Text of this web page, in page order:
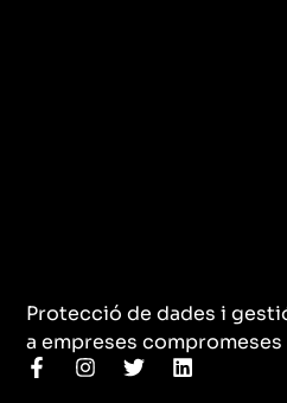
Protecció de dades i
a empreses compromeses
F
a
I
n
T
w
L
i